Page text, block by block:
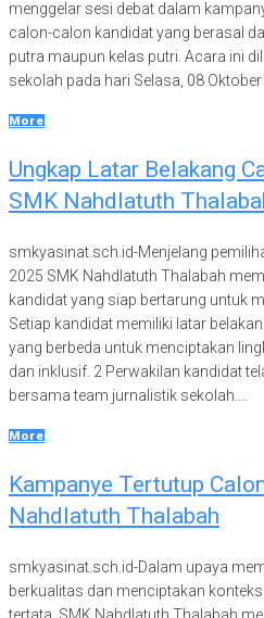
menggelar sesi debat dalam
calon-calon kandidat yang berasal
putra maupun kelas putri. Acara ini
sekolah pada hari Selasa, 08 Oktober
More
Ungkap Latar Belakang
SMK Nahdlatuth
smkyasinat.sch.id-Menjelang
2025 SMK Nahdlatuth Thalabah
kandidat yang siap bertarung untuk
Setiap kandidat memiliki latar
yang berbeda untuk menciptakan
dan inklusif. 2 Perwakilan kandidat
bersama team jurnalistik sekolah....
More
Kampanye Tertutup
Nahdlatuth Thalabah
smkyasinat.sch.id-Dalam upaya
berkualitas dan menciptakan